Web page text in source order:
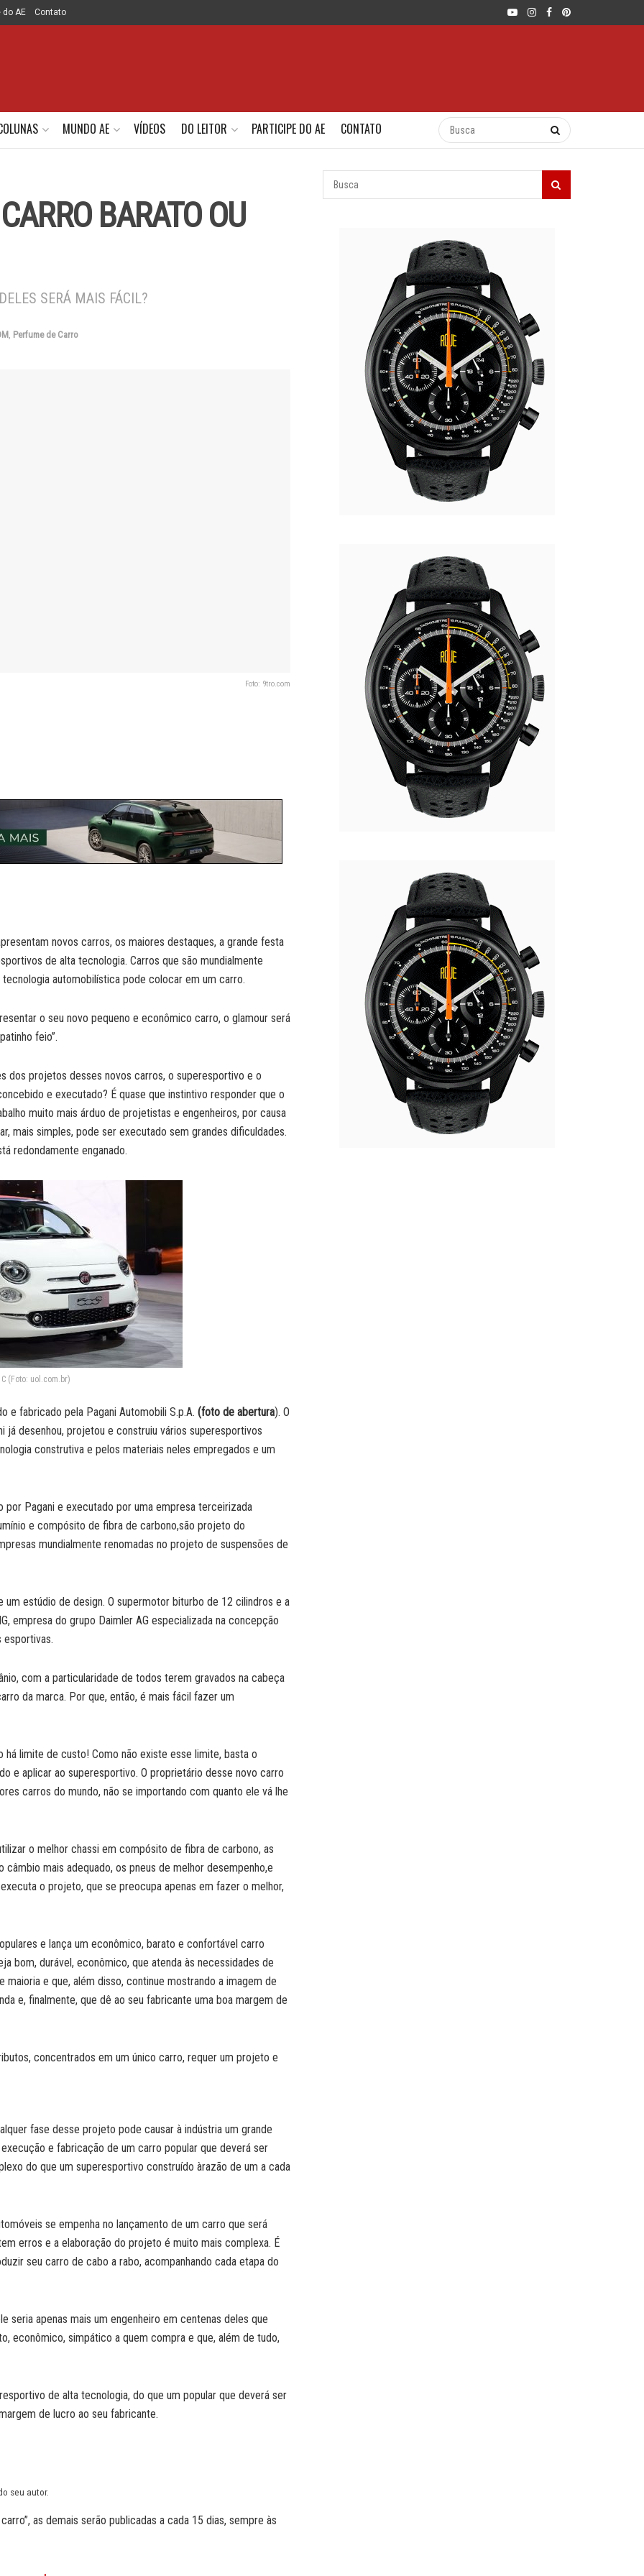
do AE Contato
MUNDO AE VÍDEOS DO LEITOR PARTICIPE DO AE CONTATO
BARATO OU
SERÁ MAIS FÁCIL?
, Perfume de Carro
Foto: 9tro.com
novos carros, os maiores destaques, a grande festa
de alta tecnologia. Carros que são mundialmente
automobilística pode colocar em um carro.
o seu novo pequeno e econômico carro, o glamour será
feio”.
dos projetos desses novos carros, o superesportivo e o
e executado? É quase que instintivo responder que o
muito mais árduo de projetistas e engenheiros, por causa
mais simples, pode ser executado sem grandes dificuldades.
redondamente enganado.
C (Foto: uol.com.br)
e fabricado pela Pagani Automobili S.p.A. (foto de abertura). O
já desenhou, projetou e construiu vários superesportivos
construtiva e pelos materiais neles empregados e um
Pagani e executado por uma empresa terceirizada
e compósito de fibra de carbono,são projeto do
mundialmente renomadas no projeto de suspensões de
estúdio de design. O supermotor biturbo de 12 cilindros e a
empresa do grupo Daimler AG especializada na concepção
com a particularidade de todos terem gravados na cabeça
da marca. Por que, então, é mais fácil fazer um
há limite de custo! Como não existe esse limite, basta o
e aplicar ao superesportivo. O proprietário desse novo carro
carros do mundo, não se importando com quanto ele vá lhe
o melhor chassi em compósito de fibra de carbono, as
mais adequado, os pneus de melhor desempenho,e
o projeto, que se preocupa apenas em fazer o melhor,
e lança um econômico, barato e confortável carro
bom, durável, econômico, que atenda às necessidades de
maioria e que, além disso, continue mostrando a imagem de
e, finalmente, que dê ao seu fabricante uma boa margem de
concentrados em um único carro, requer um projeto e
fase desse projeto pode causar à indústria um grande
e fabricação de um carro popular que deverá ser
do que um superesportivo construído àrazão de um a cada
se empenha no lançamento de um carro que será
erros e a elaboração do projeto é muito mais complexa. É
seu carro de cabo a rabo, acompanhando cada etapa do
seria apenas mais um engenheiro em centenas deles que
econômico, simpático a quem compra e que, além de tudo,
de alta tecnologia, do que um popular que deverá ser
de lucro ao seu fabricante.
seu autor.
as demais serão publicadas a cada 15 dias, sempre às